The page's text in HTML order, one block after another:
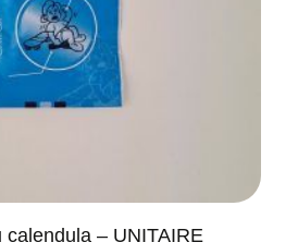
calendula – UNITAIRE